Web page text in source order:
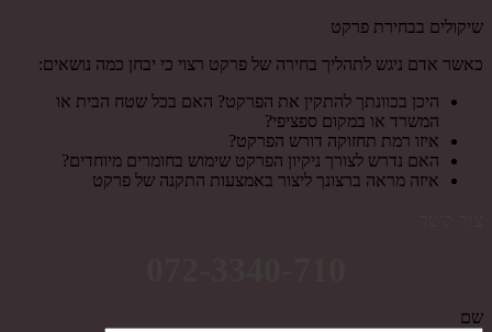
שיקולים בבחירת פרקט
כאשר אדם ניגש לתהליך בחירה של פרקט רצוי כי יבחן כמה נושאים:
היכן בכוונתך להתקין את הפרקט? האם בכל שטח הבית או
המשרד או במקום ספציפי?
איזו רמת תחזוקה דורש הפרקט?
האם נדרש לצורך ניקיון הפרקט שימוש בחומרים מיוחדים?
איזה מראה ברצונך ליצור באמצעות התקנה של פרקט
שם